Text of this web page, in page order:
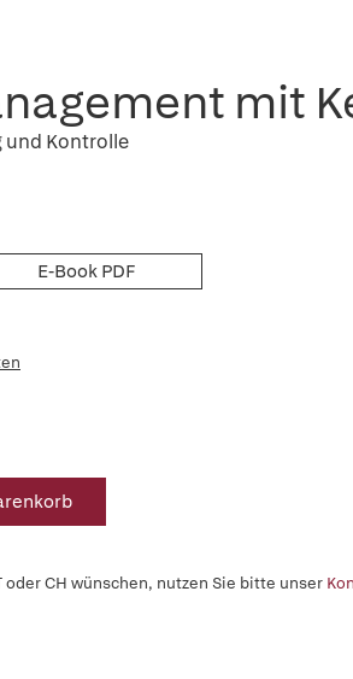
mit
und Kontrolle
E-Book PDF
oder CH wünschen, nutzen Sie bitte unser